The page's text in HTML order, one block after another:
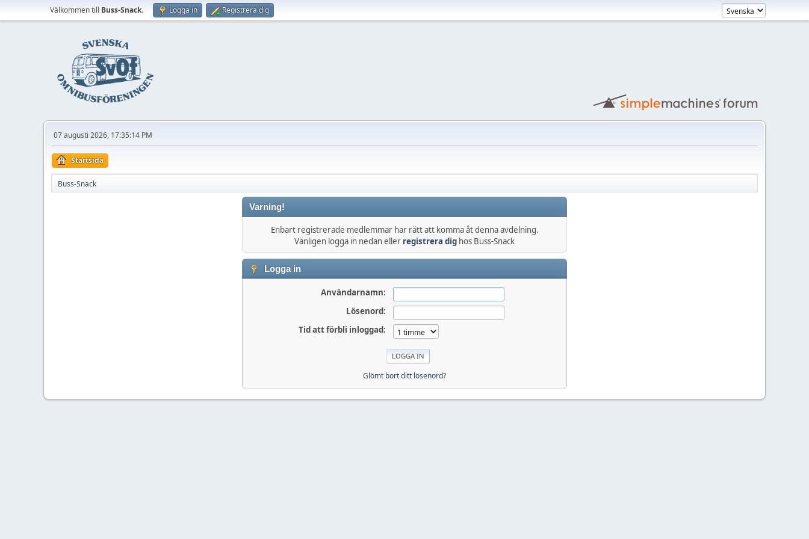
Välkommen till Buss-Snack. Logga in Registrera dig
07 augusti 2026, 17:35:14 PM
Startsida
Buss-Snack
Varning!
Enbart registrerade medlemmar har rätt att komma åt denna avdelning.
Vänligen logga in nedan eller registrera dig hos Buss-Snack
Logga in
Användarnamn:
Lösenord:
Tid att förbli inloggad:
Glömt bort ditt lösenord?